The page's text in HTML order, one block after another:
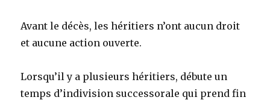
Avant le décès, les héritiers n’ont aucun droit
et aucune action ouverte.
Lorsqu’il y a plusieurs héritiers, débute un
temps d’indivision successorale qui prend fin